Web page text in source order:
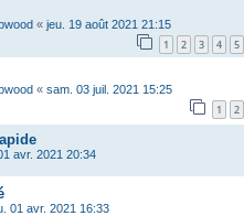
« jeu. 19 août 2021 21:15
1 2 3 4 5
« sam. 03 juil. 2021 15:25
1 2
avr. 2021 20:34
01 avr. 2021 16:33